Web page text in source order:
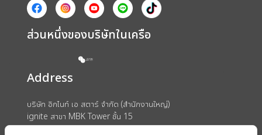
ส่วนหนึ่งของบริษัทในเครือ
Address
บริษัท อิกไนท์ เอ สตาร์ จำกัด (สำนักงานใหญ่)
ignite สาขา MBK Tower ชั้น 15
ถนนพญาไท แขวงวังใหม่ เขตปทุมวัน กรุงเทพมหานคร 10330